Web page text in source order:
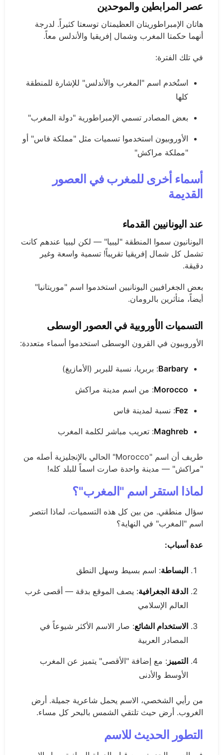
عصر المرابطين والموحدين
هاتان الإمبراطوريتان العظيمتان توسعتا كثيراً. لدرجة
أنهما حكمتا المغرب وشمال إفريقيا والأندلس معاً.
في تلك الفترة:
استُخدم اسم "المغرب والأندلس" للإشارة للمنطقة
كلها
بعض المصادر تسمي الإمبراطورية "دولة المغرب"
الأوروبيون استخدموا تسميات مثل "مملكة فاس" أو
"مملكة مراكش"
أسماء أخرى للمغرب في العصور
القديمة
عند اليونانيين القدماء
اليونانيون سموا المنطقة "ليبيا" — لكن ليبيا عندهم كانت
تشمل كل شمال إفريقيا تقريباً! تسمية واسعة وغير
دقيقة.
بعض الجغرافيين اليونانيين استخدموا اسم "موريتانيا"
أيضاً، متأثرين بالرومان.
التسميات الأوروبية في العصور الوسطى
الأوروبيون في القرون الوسطى استخدموا أسماء متعددة:
Barbary: بربريا، نسبة للبربر (الأمازيغ)
Morocco: من اسم مدينة مراكش
Fez: نسبة لمدينة فاس
Maghreb: تعريب مباشر لكلمة المغرب
طريف أن اسم "Morocco" الحالي بالإنجليزية أصله من
"مراكش" — مدينة واحدة صارت اسماً للبلد كله!
لماذا استقر اسم "المغرب"؟
سؤال منطقي. من بين كل هذه التسميات، لماذا انتصر
اسم "المغرب" في النهاية؟
عدة أسباب:
البساطة: اسم بسيط وسهل النطق
الدقة الجغرافية: يصف الموقع بدقة — أقصى غرب
العالم الإسلامي
الاستخدام الشائع: صار الاسم الأكثر شيوعاً في
المصادر العربية
التمييز : مع إضافة "الأقصى" يتميز عن المغرب
الأوسط والأدنى
من رأيي الشخصي، الاسم يحمل شاعرية جميلة. أرض
الغروب. أرض حيث تلتقي الشمس بالبحر كل مساء.
التطور الحديث للاسم